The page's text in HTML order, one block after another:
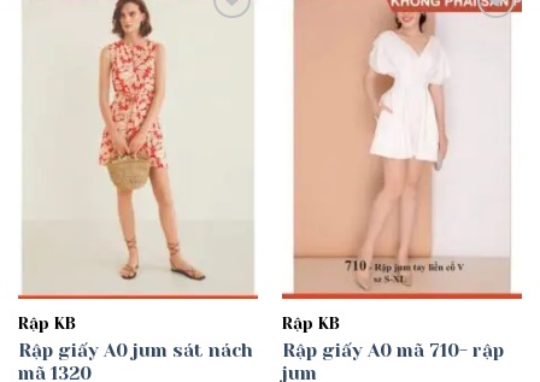
Rập KB
Rập giấy A0 jum sát nách
mã 1320
Rập KB
Rập giấy A0 mã 710- rập
jum